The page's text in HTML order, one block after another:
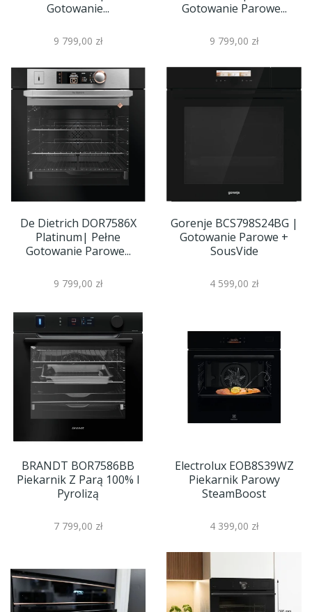
Gotowanie...
9 799,00 zł
Gotowanie Parowe...
9 799,00 zł
De Dietrich DOR7586X
Platinum| Pełne
Gotowanie Parowe...
9 799,00 zł
Gorenje BCS798S24BG |
Gotowanie Parowe +
SousVide
4 599,00 zł
BRANDT BOR7586BB
Piekarnik Z Parą 100% I
Pyrolizą
7 799,00 zł
Electrolux EOB8S39WZ
Piekarnik Parowy
SteamBoost
4 399,00 zł